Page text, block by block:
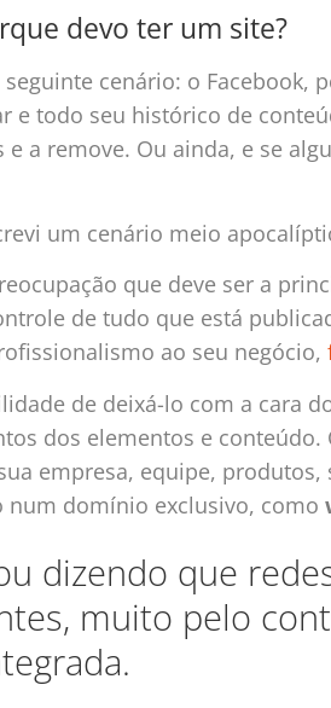
devo ter um site?
cenário: o Facebook,
e todo seu histórico de
a remove. Ou ainda, e se
um cenário meio
que deve ser a
de tudo que está
ao seu negócio,
de deixá-lo com a cara
dos elementos e
empresa, equipe,
num domínio exclusivo, como
dizendo que
muito pelo